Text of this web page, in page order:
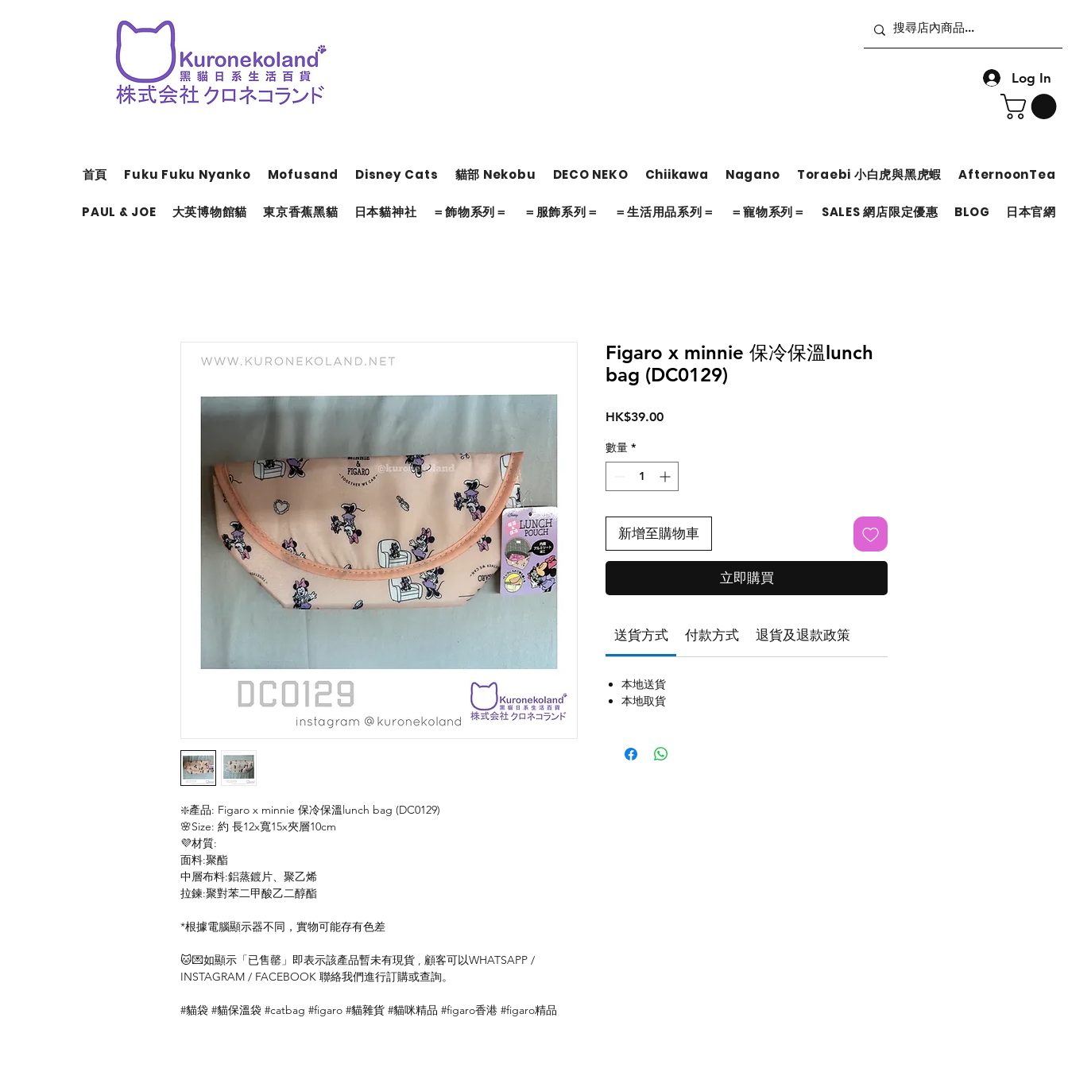
Log In
首頁 Fuku Fuku Nyanko Mofusand Disney Cats 貓部 Nekobu DECO NEKO Chiikawa Nagano Toraebi 小白虎與黑虎蝦 AfternoonTea
PAUL & JOE 大英博物館貓 東京香蕉黑貓 日本貓神社 ＝飾物系列＝ ＝服飾系列＝ ＝生活用品系列＝ ＝寵物系列＝ SALES 網店限定優惠 BLOG 日本官網
❇️產品: Figaro x minnie 保冷保溫lunch bag (DC0129)
🌸Size: 約 長12x寬15x夾層10cm
💜材質:
面料:聚酯
中層布料:鋁蒸鍍片、聚乙烯
拉鍊:聚對苯二甲酸乙二醇酯
*根據電腦顯示器不同，實物可能存有色差
🐱💌如顯示「已售罄」即表示該產品暫未有現貨 , 顧客可以WHATSAPP /
INSTAGRAM / FACEBOOK 聯絡我們進行訂購或查詢。
#貓袋 #貓保溫袋 #catbag #figaro #貓雜貨 #貓咪精品 #figaro香港 #figaro精品
Figaro x minnie 保冷保溫lunch
bag (DC0129)
HK$39.00價
數量 *
新增至購物車
立即購買
送貨方式 付款方式 退貨及退款政策
本地送貨
本地取貨